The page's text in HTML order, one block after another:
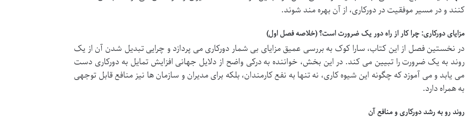
کنند و در مسیر موفقیت در دورکاری، از آن بهره مند شوند.
مزایای دورکاری: چرا کار از راه دور یک ضرورت است؟ (خلاصه فصل اول)
در نخستین فصل از این کتاب، سارا کوک به بررسی عمیق مزایای بی شمار دورکاری می پردازد و چرایی تبدیل شدن آن از یک
روند به یک ضرورت را تبیین می کند. در این بخش، خواننده به درکی واضح از دلایل جهانی افزایش تمایل به دورکاری دست
می یابد و می آموزد که چگونه این شیوه کاری، نه تنها به نفع کارمندان، بلکه برای مدیران و سازمان ها نیز منافع قابل توجهی
به همراه دارد.
روند رو به رشد دورکاری و منافع آن